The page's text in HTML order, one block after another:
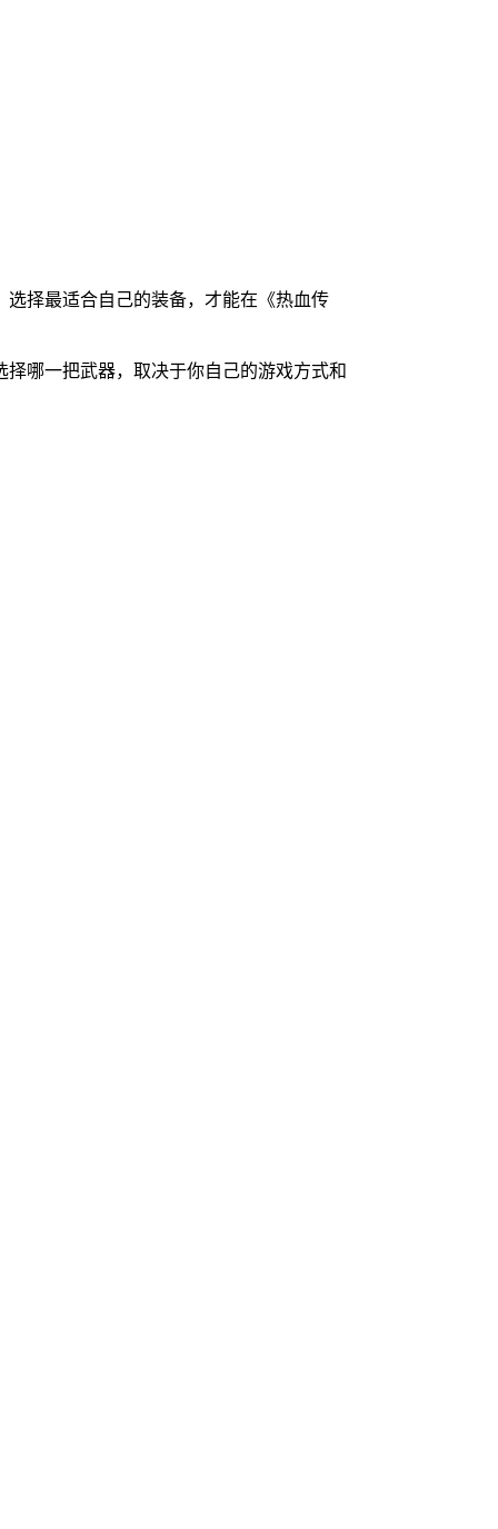
择最适合自己的装备，才能在《热血传
哪一把武器，取决于你自己的游戏方式和